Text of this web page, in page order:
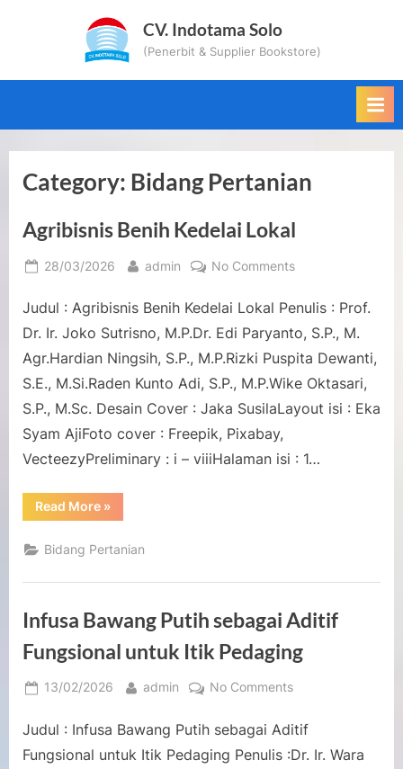
CV. Indotama Solo
(Penerbit & Supplier Bookstore)
Category: Bidang Pertanian
Agribisnis Benih Kedelai Lokal
Posted
28/03/2026 By
admin No Commentson
Benih
Kedelai
Judul : Agribisnis Benih Kedelai Lokal Penulis : Prof.
Dr. Ir. Joko Sutrisno, M.P.Dr. Edi Paryanto, S.P., M.
Agr.Hardian Ningsih, S.P., M.P.Rizki Puspita Dewanti,
S.E., M.Si.Raden Kunto Adi, S.P., M.P.Wike Oktasari,
S.P., M.Sc. Desain Cover : Jaka SusilaLayout isi : Eka
Syam AjiFoto cover : Freepik, Pixabay,
VecteezyPreliminary : i – viiiHalaman isi : 1…
Read More“Agribisnis
Benih
Lokal”
»
Bidang Pertanian
Infusa Bawang Putih sebagai Aditif
Fungsional untuk Itik Pedaging
Posted
13/02/2026 By
admin No Commentson
Bawang
Putih
Judul : Infusa Bawang Putih sebagai Aditif
Fungsional untuk Itik Pedaging Penulis :Dr. Ir. Wara